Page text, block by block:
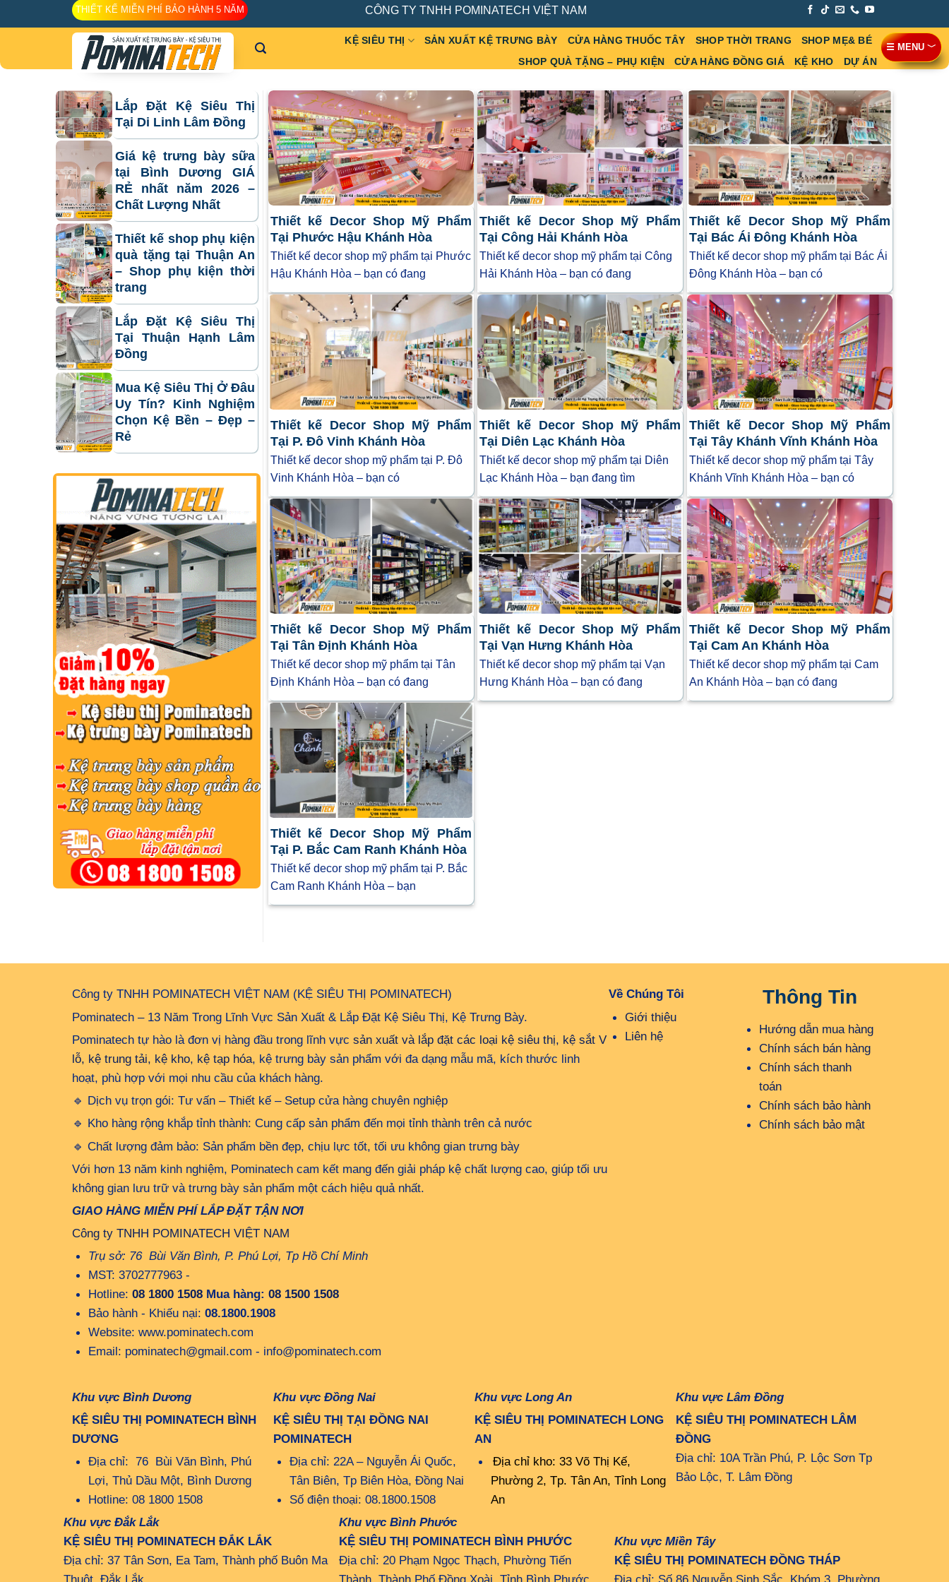
to
THIẾT KẾ MIỄN PHÍ BẢO HÀNH 5 NĂM CÔNG TY TNHH POMINATECH VIỆT NAM
KỆ SIÊU THỊ SẢN XUẤT KỆ TRƯNG BÀY CỬA HÀNG THUỐC TÂY SHOP THỜI TRANG
SHOP MẸ& BÉ
SHOP QUÀ TẶNG – PHỤ KIỆN
CỬA HÀNG ĐỒNG GIÁ KỆ KHO DỰ ÁN
Lắp Đặt Kệ Siêu Thị
Tại Di Linh Lâm Đồng
Giá kệ trưng bày sữa
tại Bình Dương GIÁ
RẺ nhất năm 2026 –
Chất Lượng Nhất
Thiết kế shop phụ kiện
quà tặng tại Thuận An
– Shop phụ kiện thời
trang
Lắp Đặt Kệ Siêu Thị
Tại Thuận Hạnh Lâm
Đồng
Mua Kệ Siêu Thị Ở Đâu
Uy Tín? Kinh Nghiệm
Chọn Kệ Bền – Đẹp –
Rẻ
Thiết kế Decor Shop Mỹ Phẩm
Tại Phước Hậu Khánh Hòa
Thiết kế decor shop mỹ phẩm tại Phước
Hậu Khánh Hòa – bạn có đang
Thiết kế Decor Shop Mỹ Phẩm
Tại Công Hải Khánh Hòa
Thiết kế decor shop mỹ phẩm tại Công
Hải Khánh Hòa – bạn có đang
Thiết kế Decor Shop Mỹ Phẩm
Tại Bác Ái Đông Khánh Hòa
Thiết kế decor shop mỹ phẩm tại Bác Ái
Đông Khánh Hòa – bạn có
Thiết kế Decor Shop Mỹ Phẩm
Tại P. Đô Vinh Khánh Hòa
Thiết kế decor shop mỹ phẩm tại P. Đô
Vinh Khánh Hòa – bạn có
Thiết kế Decor Shop Mỹ Phẩm
Tại Diên Lạc Khánh Hòa
Thiết kế decor shop mỹ phẩm tại Diên
Lạc Khánh Hòa – bạn đang tìm
Thiết kế Decor Shop Mỹ Phẩm
Tại Tây Khánh Vĩnh Khánh Hòa
Thiết kế decor shop mỹ phẩm tại Tây
Khánh Vĩnh Khánh Hòa – bạn có
Thiết kế Decor Shop Mỹ Phẩm
Tại Tân Định Khánh Hòa
Thiết kế decor shop mỹ phẩm tại Tân
Định Khánh Hòa – bạn có đang
Thiết kế Decor Shop Mỹ Phẩm
Tại Vạn Hưng Khánh Hòa
Thiết kế decor shop mỹ phẩm tại Vạn
Hưng Khánh Hòa – bạn có đang
Thiết kế Decor Shop Mỹ Phẩm
Tại Cam An Khánh Hòa
Thiết kế decor shop mỹ phẩm tại Cam
An Khánh Hòa – bạn có đang
Thiết kế Decor Shop Mỹ Phẩm
Tại P. Bắc Cam Ranh Khánh Hòa
Thiết kế decor shop mỹ phẩm tại P. Bắc
Cam Ranh Khánh Hòa – bạn
Công ty TNHH POMINATECH VIỆT NAM (KỆ SIÊU THỊ POMINATECH)
Pominatech – 13 Năm Trong Lĩnh Vực Sản Xuất & Lắp Đặt Kệ Siêu Thị, Kệ Trưng Bày.
Pominatech tự hào là đơn vị hàng đầu trong lĩnh vực sản xuất và lắp đặt các loại kệ siêu thị, kệ sắt V
lỗ, kệ trung tải, kệ kho, kệ tạp hóa, kệ trưng bày sản phẩm với đa dạng mẫu mã, kích thước linh
hoạt, phù hợp với mọi nhu cầu của khách hàng.
🔹 Dịch vụ trọn gói: Tư vấn – Thiết kế – Setup cửa hàng chuyên nghiệp
🔹 Kho hàng rộng khắp tỉnh thành: Cung cấp sản phẩm đến mọi tỉnh thành trên cả nước
🔹 Chất lượng đảm bảo: Sản phẩm bền đẹp, chịu lực tốt, tối ưu không gian trưng bày
Với hơn 13 năm kinh nghiệm, Pominatech cam kết mang đến giải pháp kệ chất lượng cao, giúp tối ưu
không gian lưu trữ và trưng bày sản phẩm một cách hiệu quả nhất.
GIAO HÀNG MIỄN PHÍ LẮP ĐẶT TẬN NƠI
Công ty TNHH POMINATECH VIỆT NAM
Trụ sở: 76 Bùi Văn Bình, P. Phú Lợi, Tp Hồ Chí Minh
MST: 3702777963 -
Hotline: 08 1800 1508Mua hàng: 08 1500 1508
Bảo hành - Khiếu nại: 08.1800.1908
Website: www.pominatech.com
Email: pominatech@gmail.com - info@pominatech.com
Về Chúng Tôi
Giới thiệu
Liên hệ
Thông Tin
Hướng dẫn mua hàng
Chính sách bán hàng
Chính sách thanh
toán
Chính sách bảo hành
Chính sách bảo mật
Khu vực Bình Dương
KỆ SIÊU THỊ POMINATECH BÌNH
DƯƠNG
Địa chỉ: 76 Bùi Văn Bình, Phú
Lợi, Thủ Dầu Một, Bình Dương
Hotline: 08 1800 1508
Khu vực Đồng Nai
KỆ SIÊU THỊ TẠI ĐỒNG NAI
POMINATECH
Địa chỉ: 22A – Nguyễn Ái Quốc,
Tân Biên, Tp Biên Hòa, Đồng Nai
Số điện thoại: 08.1800.1508
Khu vực Long An
KỆ SIÊU THỊ POMINATECH LONG
AN
Địa chỉ kho: 33 Võ Thị Kế,
Phường 2, Tp. Tân An, Tỉnh Long
An
Khu vực Lâm Đồng
KỆ SIÊU THỊ POMINATECH LÂM
ĐỒNG
Địa chỉ: 10A Trần Phú, P. Lộc Sơn Tp
Bảo Lộc, T. Lâm Đồng
Khu vực Đắk Lắk
KỆ SIÊU THỊ POMINATECH ĐẮK LẮK
Địa chỉ: 37 Tân Sơn, Ea Tam, Thành phố Buôn Ma
Khu vực Bình Phước
KỆ SIÊU THỊ POMINATECH BÌNH PHƯỚC
Địa chỉ: 20 Phạm Ngọc Thạch, Phường Tiến
Khu vực Miền Tây
KỆ SIÊU THỊ POMINATECH ĐỒNG THÁP
☰ MENU ﹀